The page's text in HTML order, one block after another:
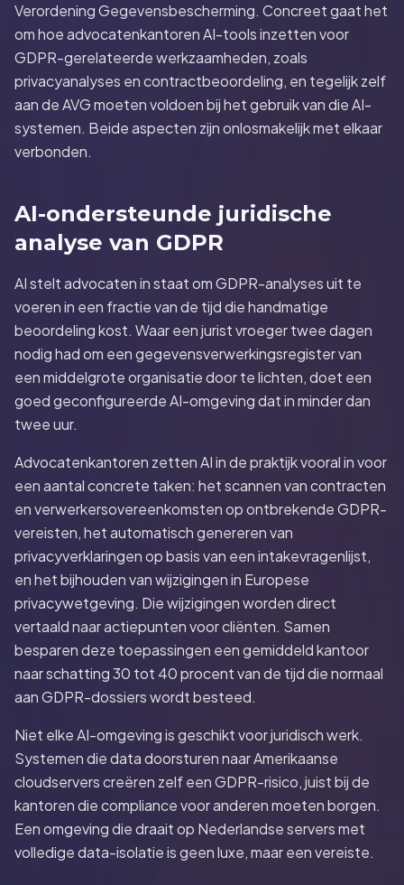
Verordening Gegevensbescherming. Concreet gaat het
om hoe advocatenkantoren AI-tools inzetten voor
GDPR-gerelateerde werkzaamheden, zoals
privacyanalyses en contractbeoordeling, en tegelijk zelf
aan de AVG moeten voldoen bij het gebruik van die AI-
systemen. Beide aspecten zijn onlosmakelijk met elkaar
verbonden.
AI-ondersteunde juridische
analyse van GDPR
AI stelt advocaten in staat om GDPR-analyses uit te
voeren in een fractie van de tijd die handmatige
beoordeling kost. Waar een jurist vroeger twee dagen
nodig had om een gegevensverwerkingsregister van
een middelgrote organisatie door te lichten, doet een
goed geconfigureerde AI-omgeving dat in minder dan
twee uur.
Advocatenkantoren zetten AI in de praktijk vooral in voor
een aantal concrete taken: het scannen van contracten
en verwerkersovereenkomsten op ontbrekende GDPR-
vereisten, het automatisch genereren van
privacyverklaringen op basis van een intakevragenlijst,
en het bijhouden van wijzigingen in Europese
privacywetgeving. Die wijzigingen worden direct
vertaald naar actiepunten voor cliënten. Samen
besparen deze toepassingen een gemiddeld kantoor
naar schatting 30 tot 40 procent van de tijd die normaal
aan GDPR-dossiers wordt besteed.
Niet elke AI-omgeving is geschikt voor juridisch werk.
Systemen die data doorsturen naar Amerikaanse
cloudservers creëren zelf een GDPR-risico, juist bij de
kantoren die compliance voor anderen moeten borgen.
Een omgeving die draait op Nederlandse servers met
volledige data-isolatie is geen luxe, maar een vereiste.